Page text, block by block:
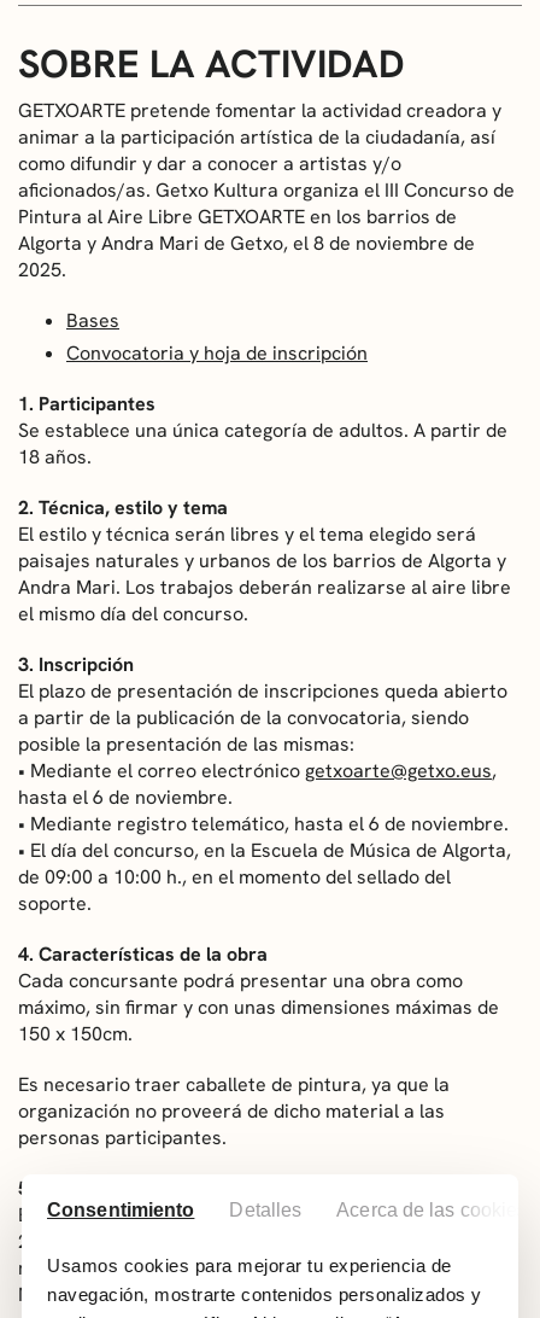
Consentimiento Detalles Acerca de las cookies
Usamos cookies para mejorar tu experiencia de
navegación, mostrarte contenidos personalizados y
SOBRE LA ACTIVIDAD
GETXOARTE pretende fomentar la actividad creadora y
animar a la participación artística de la ciudadanía, así
como difundir y dar a conocer a artistas y/o
aficionados/as. Getxo Kultura organiza el III Concurso de
Pintura al Aire Libre GETXOARTE en los barrios de
Algorta y Andra Mari de Getxo, el 8 de noviembre de
2025.
Bases
Convocatoria y hoja de inscripción
1. Participantes
Se establece una única categoría de adultos. A partir de
18 años.
2. Técnica, estilo y tema
El estilo y técnica serán libres y el tema elegido será
paisajes naturales y urbanos de los barrios de Algorta y
Andra Mari. Los trabajos deberán realizarse al aire libre
el mismo día del concurso.
3. Inscripción
El plazo de presentación de inscripciones queda abierto
a partir de la publicación de la convocatoria, siendo
posible la presentación de las mismas:
• Mediante el correo electrónico getxoarte@getxo.eus,
hasta el 6 de noviembre.
• Mediante registro telemático, hasta el 6 de noviembre.
• El día del concurso, en la Escuela de Música de Algorta,
de 09:00 a 10:00 h., en el momento del sellado del
soporte.
4. Características de la obra
Cada concursante podrá presentar una obra como
máximo, sin firmar y con unas dimensiones máximas de
150 x 150cm.
Es necesario traer caballete de pintura, ya que la
organización no proveerá de dicho material a las
personas participantes.
5. Concurso
El concurso se realizará el sábado, 8 de noviembre de
2025, en los barrios de Algorta y Andra Mari de Getxo. El
mismo día del concurso, en la recepción de la Escuela de
Música de Algorta y en horario de 09:00 a 10:00 h, se